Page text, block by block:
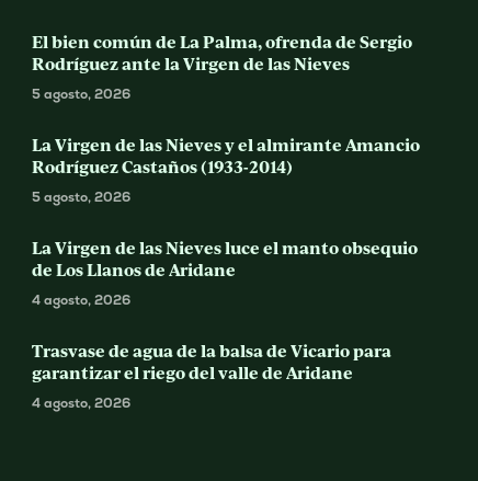
El bien común de La Palma, ofrenda de Sergio
Rodríguez ante la Virgen de las Nieves
5 agosto, 2026
La Virgen de las Nieves y el almirante Amancio
Rodríguez Castaños (1933-2014)
5 agosto, 2026
La Virgen de las Nieves luce el manto obsequio
de Los Llanos de Aridane
4 agosto, 2026
Trasvase de agua de la balsa de Vicario para
garantizar el riego del valle de Aridane
4 agosto, 2026